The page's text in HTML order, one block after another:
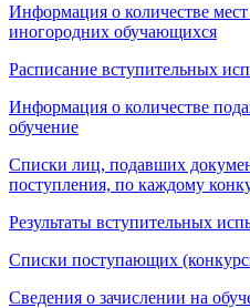
Информация о количестве
иногородних обучающихся
Расписание вступительных
Информация о количестве
обучение
Списки лиц, подавших
поступления, по каждому
Результаты вступительных
Списки поступающих
Сведения о зачислении на